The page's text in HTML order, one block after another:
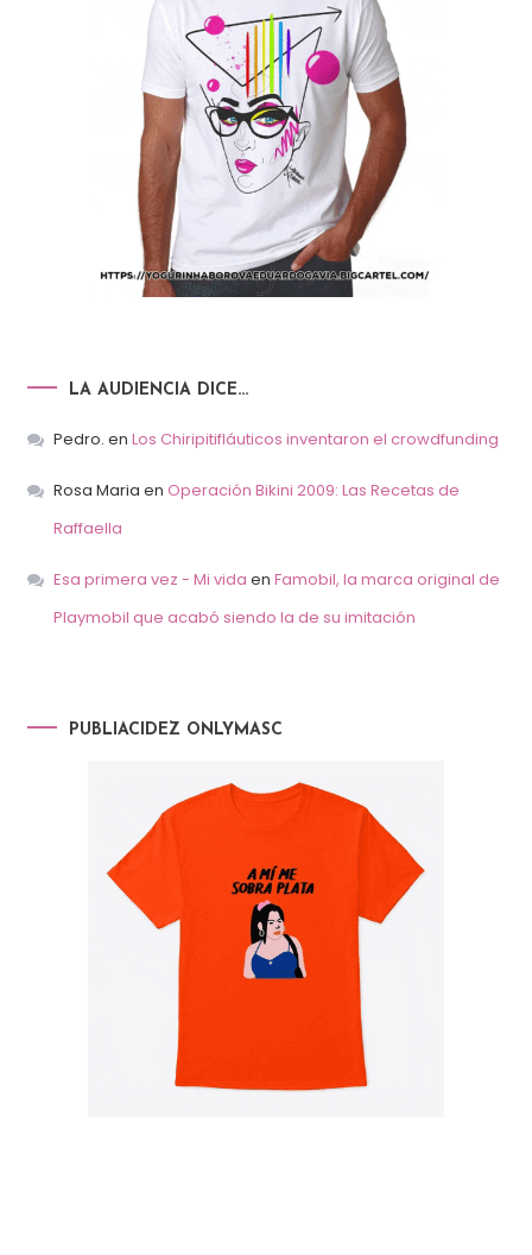
LA AUDIENCIA DICE…
Pedro. en Los Chiripitifláuticos inventaron el crowdfunding
Rosa Maria en Operación Bikini 2009: Las Recetas de
Raffaella
Esa primera vez - Mi vida en Famobil, la marca original de
Playmobil que acabó siendo la de su imitación
PUBLIACIDEZ ONLYMASC